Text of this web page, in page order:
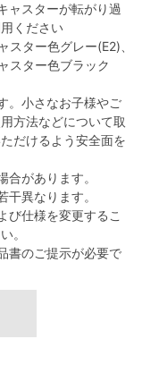
ャスターが転がり過
ください
ター色グレー(E2)、
スター色ブラック
。小さなお子様やご
方法などについて取
だけるよう安全面を
があります。
異なります。
び仕様を変更するこ
。
書のご提示が必要で